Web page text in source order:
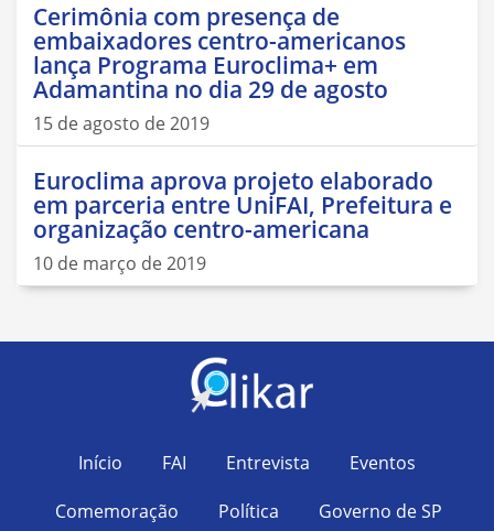
Cerimônia com presença de
embaixadores centro-americanos
lança Programa Euroclima+ em
Adamantina no dia 29 de agosto
15 de agosto de 2019
Euroclima aprova projeto elaborado
em parceria entre UniFAI, Prefeitura e
organização centro-americana
10 de março de 2019
Início FAI Entrevista
Eventos
Comemoração
Política Governo de SP